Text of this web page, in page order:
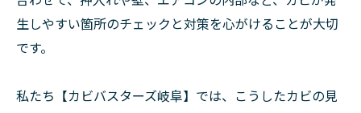
生しやすい箇所のチェックと対策を心がけることが大切
です。
私たち【カビバスターズ岐阜】では、こうしたカビの見